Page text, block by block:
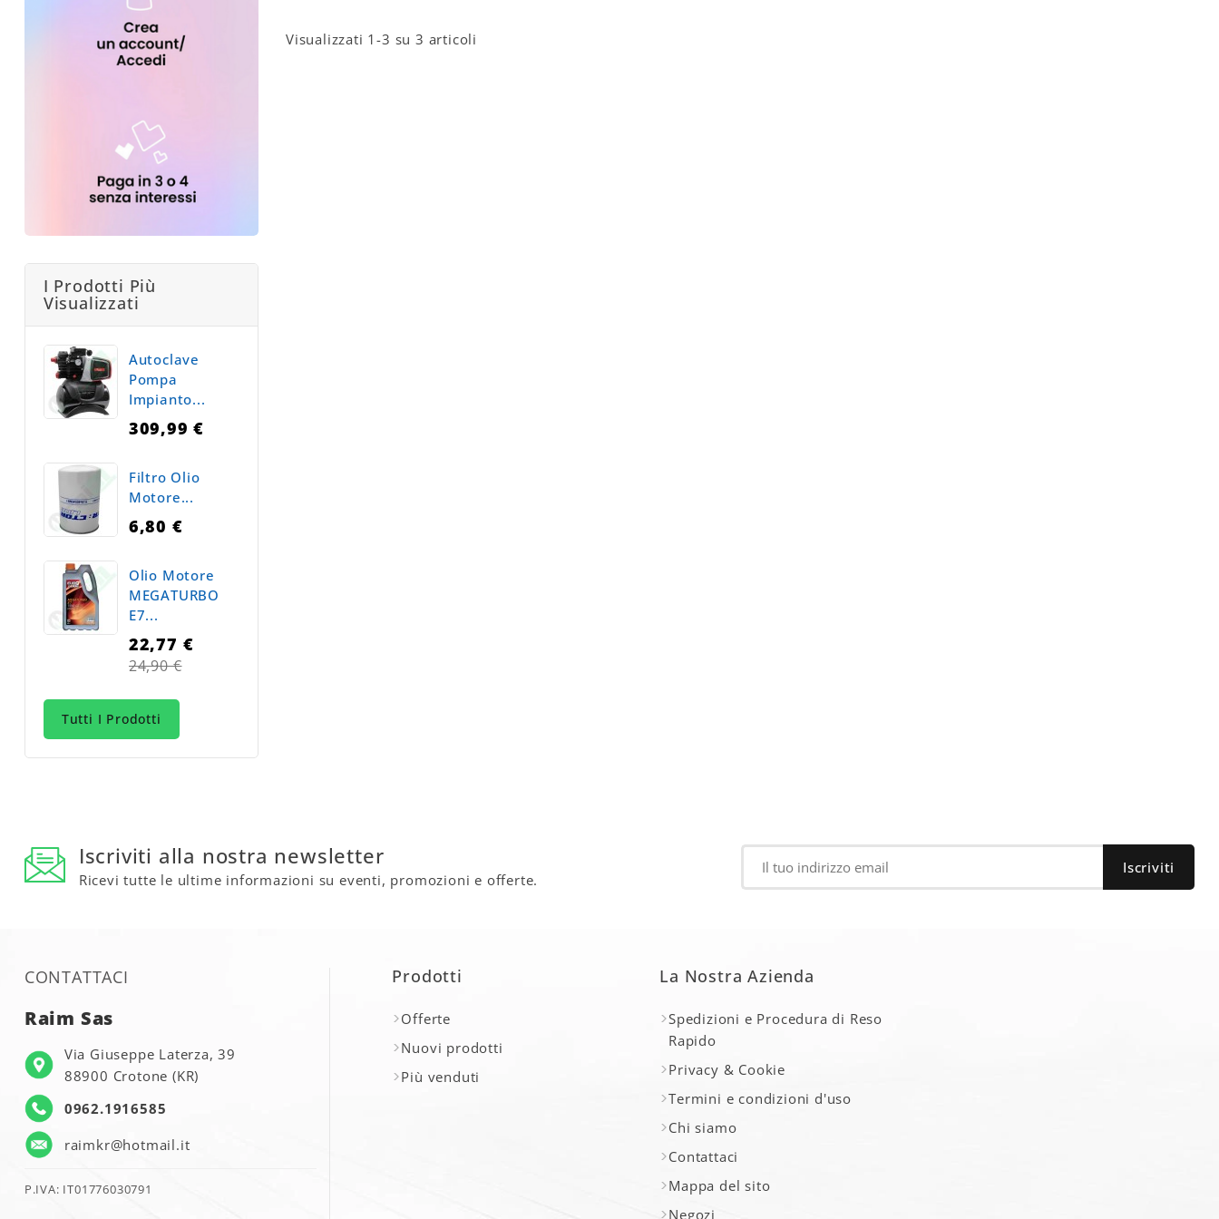
I Prodotti Più
Visualizzati
Autoclave
Pompa
Impianto...
309,99 €
Filtro Olio
Motore...
6,80 €
Olio Motore
MEGATURBO
E7...
22,77 €
Prezzo
24,90 €
Tutti I Prodotti
Visualizzati 1-3 su 3 articoli
Iscriviti alla nostra newsletter
Ricevi tutte le ultime informazioni su eventi, promozioni e offerte.
CONTATTACI
Raim Sas
Via Giuseppe Laterza, 39
88900 Crotone (KR)
0962.1916585
raimkr@hotmail.it
P.IVA: IT01776030791
Prodotti
Offerte
Nuovi prodotti
Più venduti
La Nostra Azienda
Spedizioni e Procedura di Reso
Rapido
Privacy & Cookie
Termini e condizioni d'uso
Chi siamo
Contattaci
Mappa del sito
Negozi